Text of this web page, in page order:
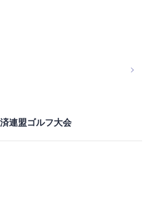
連盟ゴルフ大会